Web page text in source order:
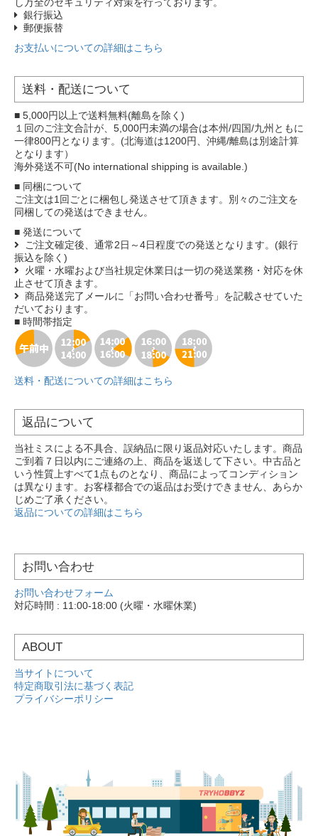
し万全のセキュリティ対策を行っております。
銀行振込
郵便振替
お支払いについての詳細はこちら
送料・配送について
■ 5,000円以上で送料無料(離島を除く)
１回のご注文合計が、5,000円未満の場合は本州/四国/九州ともに
一律800円となります。(北海道は1200円、沖縄/離島は別途計算
となります）
海外発送不可(No international shipping is available.)
■ 同梱について
ご注文は1回ごとに梱包し発送させて頂きます。別々のご注文を
同梱しての発送はできません。
■ 発送について
ご注文確定後、通常2日～4日程度での発送となります。(銀行
振込を除く)
火曜・水曜および当社規定休業日は一切の発送業務・対応を休
止させて頂きます。
商品発送完了メールに「お問い合わせ番号」を記載させていた
だいております。
■ 時間帯指定
送料・配送についての詳細はこちら
返品について
当社ミスによる不具合、誤納品に限り返品対応いたします。商品
ご到着７日以内にご連絡の上、商品を返送して下さい。中古品と
いう性質上すべて1点ものとなり、商品によってコンディション
は異なります。お客様都合での返品はお受けできません、あらか
じめご了承ください。
返品についての詳細はこちら
お問い合わせ
お問い合わせフォーム
対応時間 : 11:00-18:00 (火曜・水曜休業)
ABOUT
当サイトについて
特定商取引法に基づく表記
プライバシーポリシー